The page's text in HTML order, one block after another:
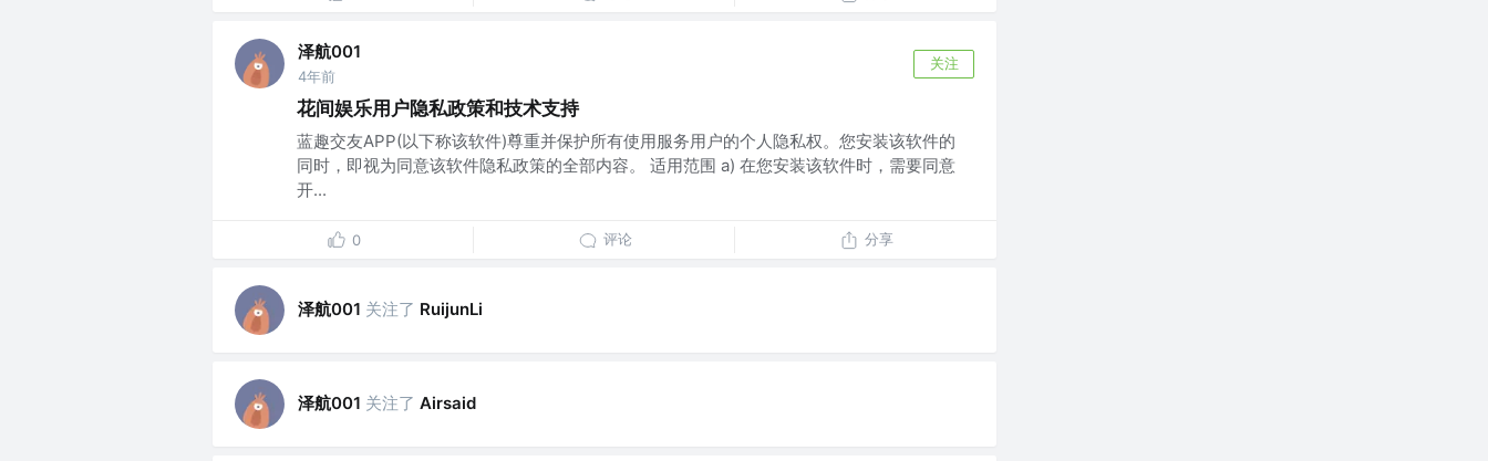
泽航001
4年前
关注
花间娱乐用户隐私政策和技术支持
蓝趣交友APP(以下称该软件)尊重并保护所有使用服务用户的个人隐私权。您安装该软件的
同时，即视为同意该软件隐私政策的全部内容。 适用范围 a) 在您安装该软件时，需要同意
开...
0 评论 分享
泽航001 关注了 RuijunLi
泽航001 关注了 Airsaid